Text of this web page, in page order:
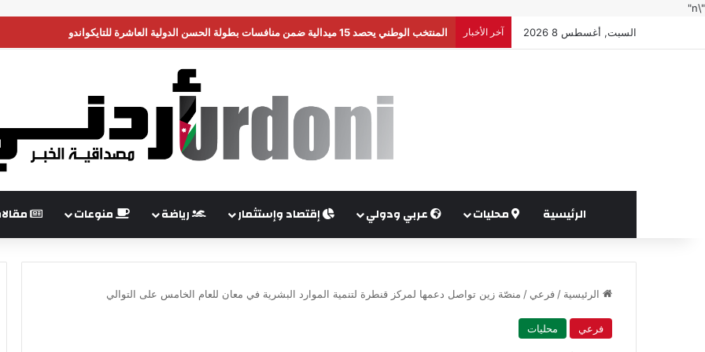
"\n"
السبت, أغسطس 8 2026
آخر الأخبار إعلام إسرائيلي: واشنطن تضغط على إسرائيل لبدء هدنة في غزة
الرئيسية محليات عربي ودولي إقتصاد وإستثمار رياضة منوعات
الرئيسية / فرعي / منصّة زين تواصل دعمها لمركز قنطرة لتنمية الموارد البشرية في معان للعام الخامس على التوالي
فرعي محليات